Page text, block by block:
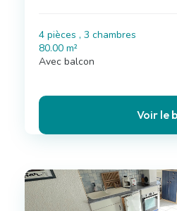
4 pièces , 3 chambres
80.00 m²
Avec balcon
Voir le